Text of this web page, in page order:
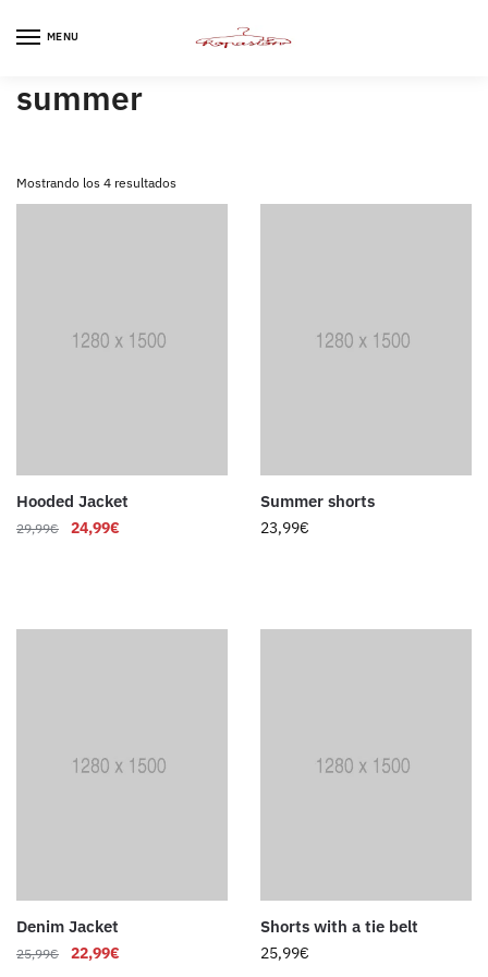
MENU
summer
Mostrando los 4 resultadosOrdenado
por
Hooded Jacket
29,99€ 24,99€
Summer shorts
23,99€
Denim Jacket
25,99€ 22,99€
Shorts with a tie belt
25,99€